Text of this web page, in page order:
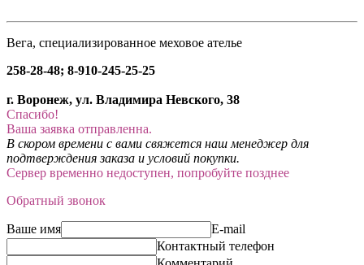
Вега, специализированное меховое ателье
258-28-48; 8-910-245-25-25
г. Воронеж, ул. Владимира Невского, 38
Спасибо!
Ваша заявка отправленна.
В скором времени с вами свяжется наш менеджер для
подтверждения заказа и условий покупки.
Сервер временно недоступен, попробуйте позднее
Обратный звонок
Ваше имя
E-mail
Контактный телефон